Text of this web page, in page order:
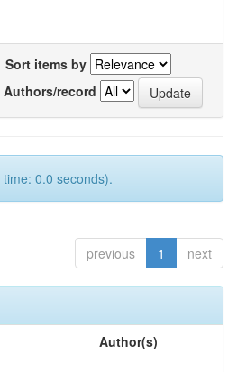
Sort items by
Authors/record
0.0 seconds).
previous 1 next
Author(s)